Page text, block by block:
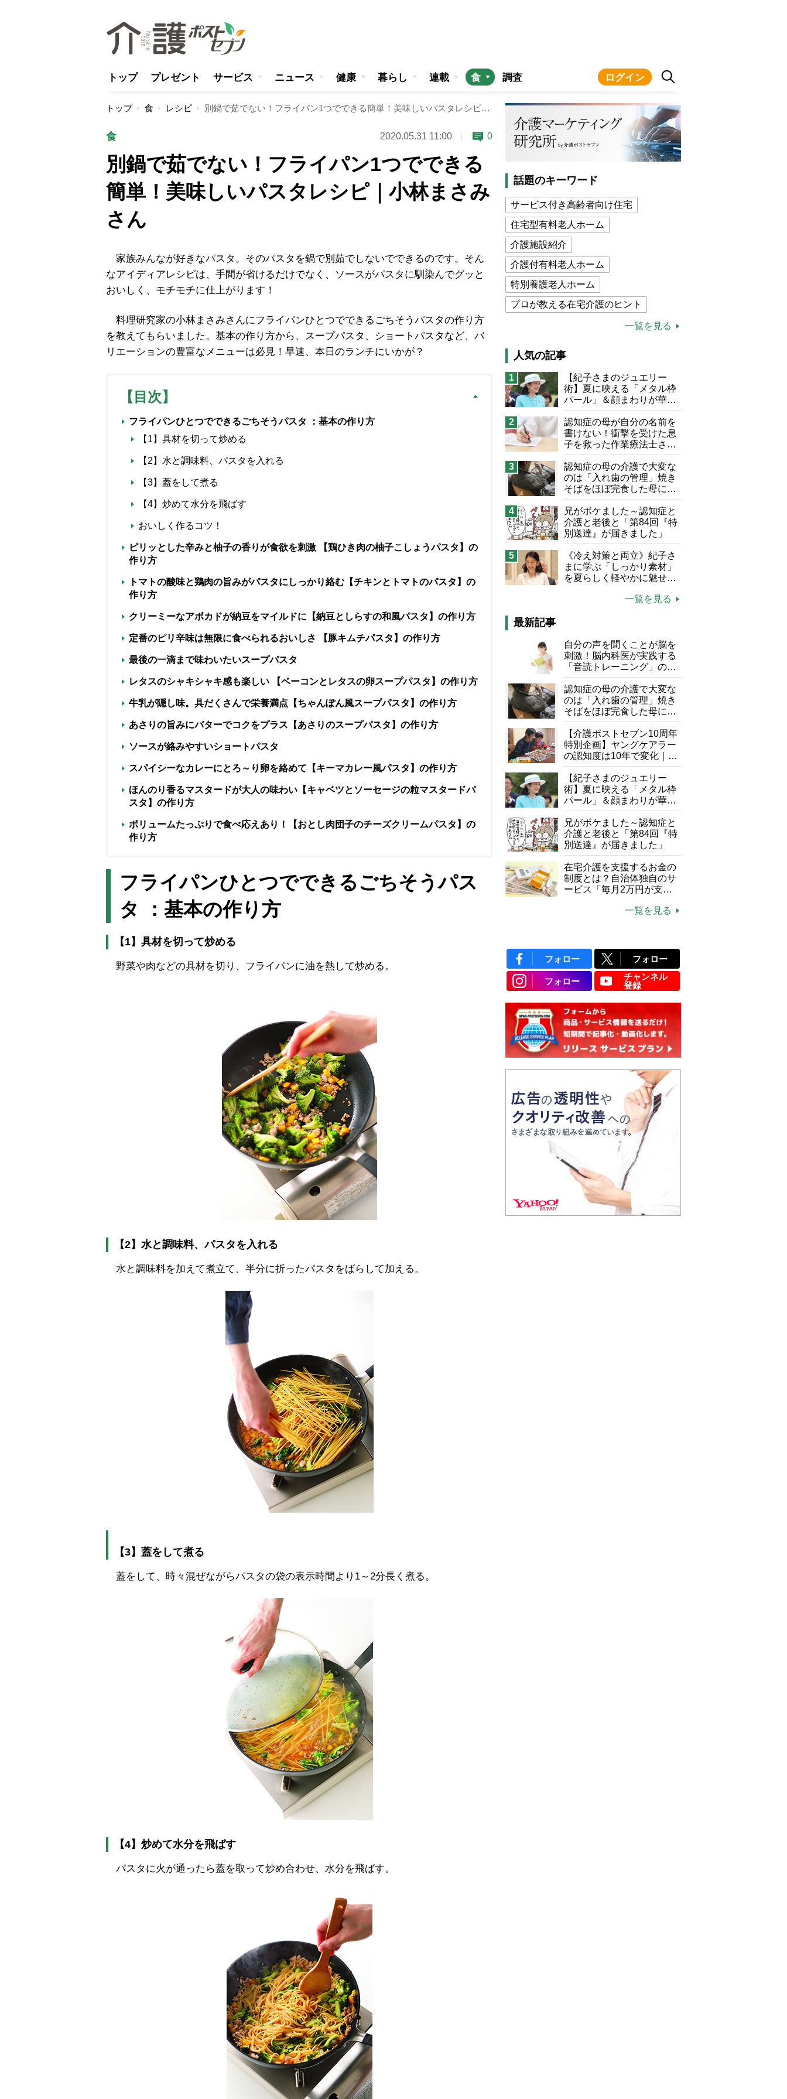
トップ プレゼント サービス ニュース 健康 暮らし 連載 食 調査 ログイン
トップ 食 レシピ 別鍋で茹でない！フライパン1つでできる簡単！美味しいパスタレシピ｜小林まさみさん
食 2020.05.31 11:00 0
別鍋で茹でない！フライパン1つでできる
簡単！美味しいパスタレシピ｜小林まさみ
さん
家族みんなが好きなパスタ。そのパスタを鍋で別茹でしないでできるのです。そん
なアイディアレシピは、手間が省けるだけでなく、ソースがパスタに馴染んでグッと
おいしく、モチモチに仕上がります！
料理研究家の小林まさみさんにフライパンひとつでできるごちそうパスタの作り方
を教えてもらいました。基本の作り方から、スープパスタ、ショートパスタなど、バ
リエーションの豊富なメニューは必見！早速、本日のランチにいかが？
【目次】
フライパンひとつでできるごちそうパスタ ：基本の作り方
【1】具材を切って炒める
【2】水と調味料、パスタを入れる
【3】蓋をして煮る
【4】炒めて水分を飛ばす
おいしく作るコツ！
ピリッとした辛みと柚子の香りが食欲を刺激 【鶏ひき肉の柚子こしょうパスタ】の
作り方
トマトの酸味と鶏肉の旨みがパスタにしっかり絡む【チキンとトマトのパスタ】の
作り方
クリーミーなアボカドが納豆をマイルドに【納豆としらすの和風パスタ】の作り方
定番のピリ辛味は無限に食べられるおいしさ 【豚キムチパスタ】の作り方
最後の一滴まで味わいたいスープパスタ
レタスのシャキシャキ感も楽しい 【ベーコンとレタスの卵スープパスタ】の作り方
牛乳が隠し味。具だくさんで栄養満点【ちゃんぽん風スープパスタ】の作り方
あさりの旨みにバターでコクをプラス【あさりのスープパスタ】の作り方
ソースが絡みやすいショートパスタ
スパイシーなカレーにとろ～り卵を絡めて【キーマカレー風パスタ】の作り方
ほんのり香るマスタードが大人の味わい【キャベツとソーセージの粒マスタードパ
スタ】の作り方
ボリュームたっぷりで食べ応えあり！【おとし肉団子のチーズクリームパスタ】の
作り方
フライパンひとつでできるごちそうパス
タ ：基本の作り方
【1】具材を切って炒める
野菜や肉などの具材を切り、フライパンに油を熱して炒める。
【2】水と調味料、パスタを入れる
水と調味料を加えて煮立て、半分に折ったパスタをばらして加える。
【3】蓋をして煮る
蓋をして、時々混ぜながらパスタの袋の表示時間より1～2分長く煮る。
【4】炒めて水分を飛ばす
パスタに火が通ったら蓋を取って炒め合わせ、水分を飛ばす。
話題のキーワード
サービス付き高齢者向け住宅
住宅型有料老人ホーム
介護施設紹介
介護付有料老人ホーム
特別養護老人ホーム
プロが教える在宅介護のヒント
介護食
猫が母になつきません
息子の遠距離介護サバイバル術
兄がボケました
便利なサービス
予防法
一覧を見る
人気の記事
1
【紀子さまのジュエリー
術】夏に映える「メタル枠
パール」＆顔まわりが華や
ぐ「揺れる一粒」の使い分
け方
2
認知症の母が自分の名前を
書けない！衝撃を受けた息
子を救った作業療法士さん
の言葉
3
認知症の母の介護で大変な
のは「入れ歯の管理」焼き
そばをほぼ完食した母に息
子が血の気が引いた理由
4
兄がボケました～認知症と
介護と老後と「第84回『特
別送達』が届きました」
5
《冷え対策と両立》紀子さ
まに学ぶ「しっかり素材」
を夏らしく軽やかに魅せる
一覧を見る
最新記事
自分の声を聞くことが脳を
刺激！脳内科医が実践する
「音読トレーニング」の極
意
認知症の母の介護で大変な
のは「入れ歯の管理」焼き
そばをほぼ完食した母に息
子が血の気が引いた理由
【介護ポストセブン10周年
特別企画】ヤングケアラー
の認知度は10年で変化｜流
行語大賞にノミネート、法
律にも明記されたが果たし
て現在は？
【紀子さまのジュエリー
術】夏に映える「メタル枠
パール」＆顔まわりが華や
ぐ「揺れる一粒」の使い分
け方
兄がボケました～認知症と
介護と老後と「第84回『特
別送達』が届きました」
在宅介護を支援するお金の
制度とは？自治体独自のサ
ービス「毎月2万円が支給
一覧を見る
フォロー フォロー
フォロー
チャンネル
登録